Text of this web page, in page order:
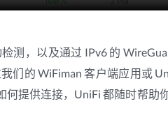
测，以及通过 IPv6 的
们的 WiFiman 客户端应用或
何提供连接，UniFi 都随时帮助